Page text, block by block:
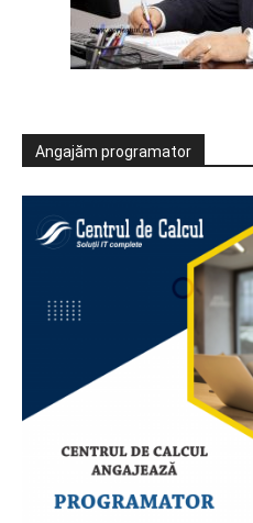
Angajăm programator